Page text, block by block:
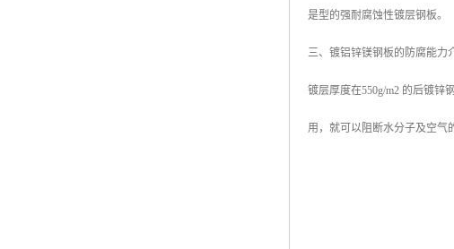
是型的强耐腐蚀性镀层钢板。
三、镀铝锌镁钢板的防腐能力
镀层厚度在550g/m2 的后镀锌
用，就可以阻断水分子及空气